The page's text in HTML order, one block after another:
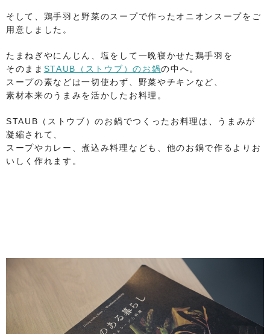
そして、鶏手羽と野菜のスープで作ったオニオンスープをご
用意しました。
たまねぎやにんじん、塩をして一晩寝かせた鶏手羽を
そのまま STAUB（ストウブ）のお鍋の中へ。
スープの素などは一切使わず、野菜やチキンなど、
素材本来のうまみを活かしたお料理。
STAUB（ストウブ）のお鍋でつくったお料理は、うまみが
凝縮されて、
スープやカレー、煮込み料理なども、他のお鍋で作るよりお
いしく作れます。